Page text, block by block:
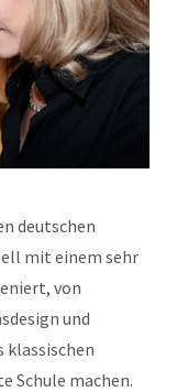
deutschen
mit einem sehr
von
und
klassischen
Schule machen.